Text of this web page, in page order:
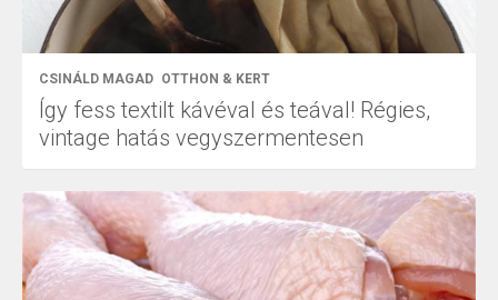
CSINÁLD MAGAD OTTHON & KERT
Így fess textilt kávéval és teával! Régies,
vintage hatás vegyszermentesen